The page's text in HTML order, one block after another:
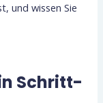
und wissen Sie
Schritt-